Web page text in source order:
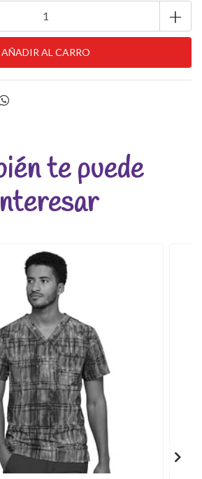
+
te puede